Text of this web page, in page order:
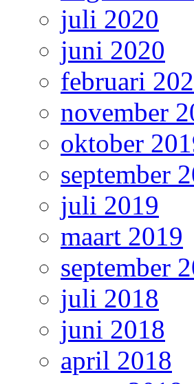
juli 2020
juni 2020
februari
november
oktober
september
juli 2019
maart 2019
september
juli 2018
juni 2018
april 2018